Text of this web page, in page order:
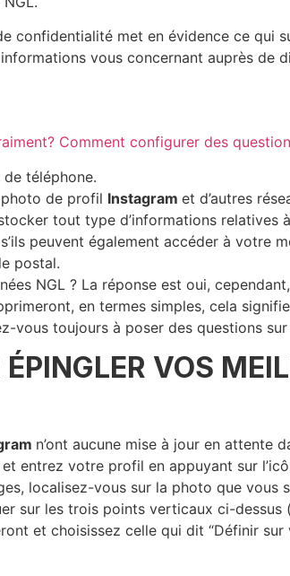
confidentialité met en évidence ce
vous concernant auprès de
Comment configurer des
téléphone.
de profil Instagram et d’autres
tout type d’informations
peuvent également accéder à votre
postal.
NGL ? La réponse est oui,
en termes simples, cela
vous toujours à poser des questions
ÉPINGLER VOS
n’ont aucune mise à jour en attente
et entrez votre profil en appuyant sur
localisez-vous sur la photo que vous
sur les trois points verticaux ci-
et choisissez celle qui dit “Définir sur